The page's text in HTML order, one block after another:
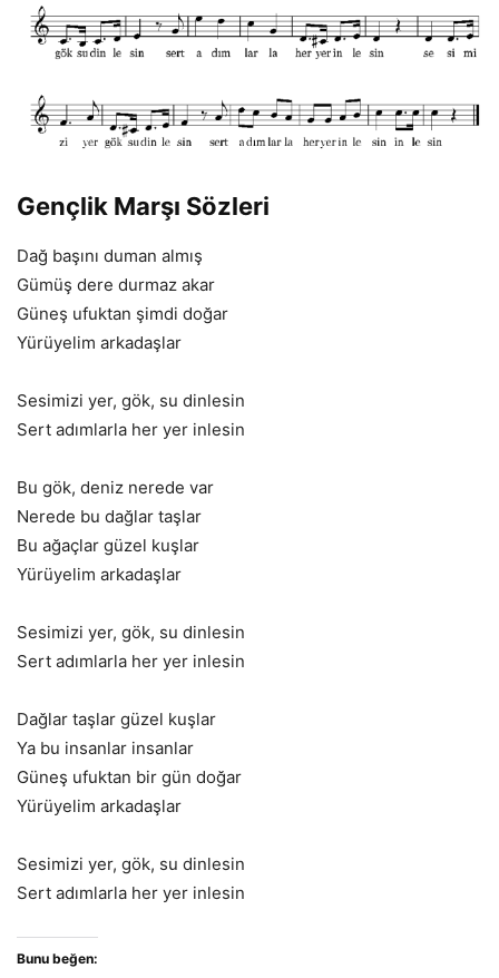
Gençlik Marşı Sözleri
Dağ başını duman almış
Gümüş dere durmaz akar
Güneş ufuktan şimdi doğar
Yürüyelim arkadaşlar
Sesimizi yer, gök, su dinlesin
Sert adımlarla her yer inlesin
Bu gök, deniz nerede var
Nerede bu dağlar taşlar
Bu ağaçlar güzel kuşlar
Yürüyelim arkadaşlar
Sesimizi yer, gök, su dinlesin
Sert adımlarla her yer inlesin
Dağlar taşlar güzel kuşlar
Ya bu insanlar insanlar
Güneş ufuktan bir gün doğar
Yürüyelim arkadaşlar
Sesimizi yer, gök, su dinlesin
Sert adımlarla her yer inlesin
Bunu beğen: